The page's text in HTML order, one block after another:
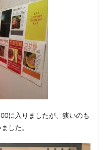
に入りましたが、狭いのも
した。